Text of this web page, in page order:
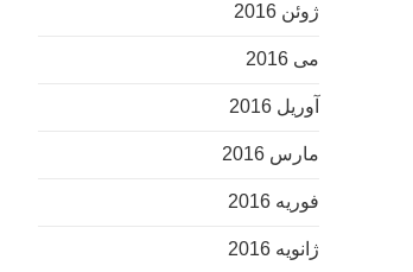
ژوئن 2016
می 2016
آوریل 2016
مارس 2016
فوریه 2016
ژانویه 2016